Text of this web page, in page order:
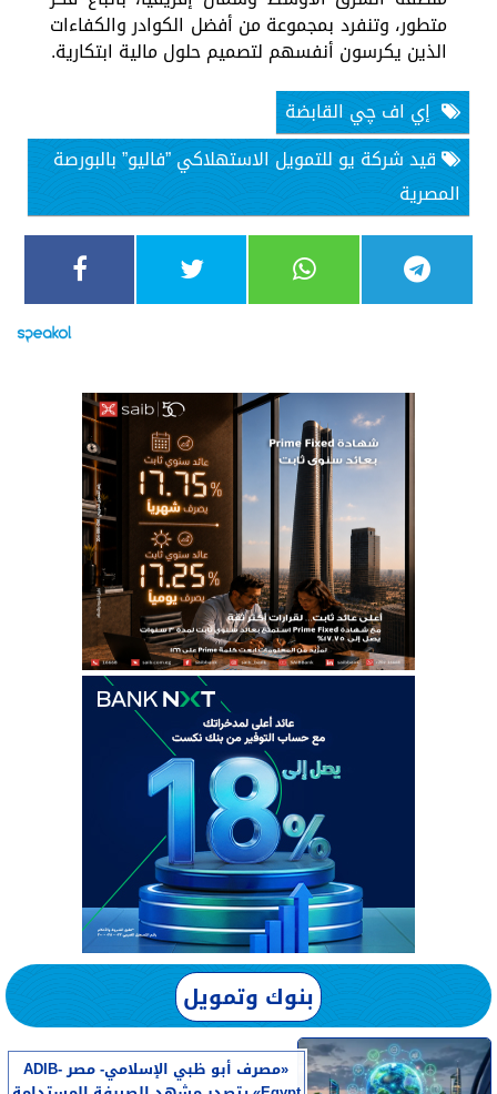
متطور، وتنفرد بمجموعة من أفضل الكوادر والكفاءات
الذين يكرسون أنفسهم لتصميم حلول مالية ابتكارية.
إي اف چي القابضة
قيد شركة يو للتمويل الاستهلاكي ”فاليو” بالبورصة
المصرية
بنوك وتمويل
«مصرف أبو ظبي الإسلامي- مصر ADIB-